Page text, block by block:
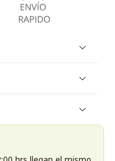
una elección ideal
duradera.
por su fragancia
presentación
Es una
especiales.
y experimenta una
entre frescura